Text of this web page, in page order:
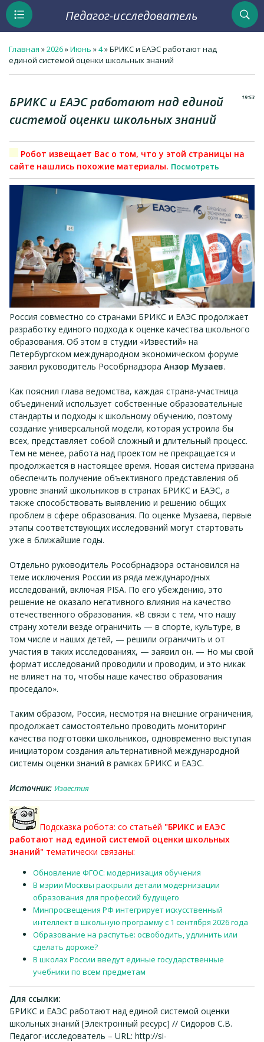
Педагог-исследователь
Главная »2026»Июнь »4» БРИКС и ЕАЭС работают над
единой системой оценки школьных знаний
19:53
БРИКС и ЕАЭС работают над единой
системой оценки школьных знаний
Робот извещает Вас о том, что у этой страницы на
сайте нашлись похожие материалы. Посмотреть
Россия совместно со странами БРИКС и ЕАЭС продолжает
разработку единого подхода к оценке качества школьного
образования. Об этом в студии «Известий» на
Петербургском международном экономическом форуме
заявил руководитель Рособрнадзора Анзор Музаев.
Как пояснил глава ведомства, каждая страна-участница
объединений использует собственные образовательные
стандарты и подходы к школьному обучению, поэтому
создание универсальной модели, которая устроила бы
всех, представляет собой сложный и длительный процесс.
Тем не менее, работа над проектом не прекращается и
продолжается в настоящее время. Новая система призвана
обеспечить получение объективного представления об
уровне знаний школьников в странах БРИКС и ЕАЭС, а
также способствовать выявлению и решению общих
проблем в сфере образования. По оценке Музаева, первые
этапы соответствующих исследований могут стартовать
уже в ближайшие годы.
Отдельно руководитель Рособрнадзора остановился на
теме исключения России из ряда международных
исследований, включая PISA. По его убеждению, это
решение не оказало негативного влияния на качество
отечественного образования. «В связи с тем, что нашу
страну хотели везде ограничить — в спорте, культуре, в
том числе и наших детей, — решили ограничить и от
участия в таких исследованиях, — заявил он. — Но мы свой
формат исследований проводили и проводим, и это никак
не влияет на то, чтобы наше качество образования
проседало».
Таким образом, Россия, несмотря на внешние ограничения,
продолжает самостоятельно проводить мониторинг
качества подготовки школьников, одновременно выступая
инициатором создания альтернативной международной
системы оценки знаний в рамках БРИКС и ЕАЭС.
Источник: Известия
Подсказка робота: со статьёй "БРИКС и ЕАЭС
работают над единой системой оценки школьных
знаний" тематически связаны:
Обновление ФГОС: модернизация обучения
В мэрии Москвы раскрыли детали модернизации
образования для профессий будущего
Минпросвещения РФ интегрирует искусственный
интеллект в школьную программу с 1 сентября 2026 года
Образование на распутье: освободить, удлинить или
сделать дороже?
В школах России введут единые государственные
учебники по всем предметам
Для ссылки:
БРИКС и ЕАЭС работают над единой системой оценки
школьных знаний [Электронный ресурс] // Сидоров С.В.
Педагог-исследователь – URL: http://si-